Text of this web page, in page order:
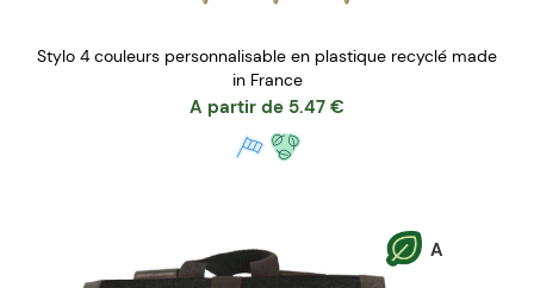
Stylo 4 couleurs personnalisable en plastique recyclé made
in France
A partir de 5.47 €
A